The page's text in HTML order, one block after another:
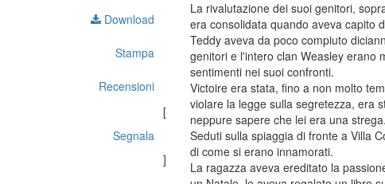
Download
Stampa
Recensioni
[
Segnala
]
La rivalutazione dei suoi genitori,
era consolidata quando aveva capito
Teddy aveva da poco compiuto
genitori e l'intero clan Weasley erano
sentimenti nei suoi confronti.
Victoire era stata, fino a non molto
violare la legge sulla segretezza, era
neppure sapere che lei era una strega.
Seduti sulla spiaggia di fronte a Villa
di come si erano innamorati.
La ragazza aveva ereditato la